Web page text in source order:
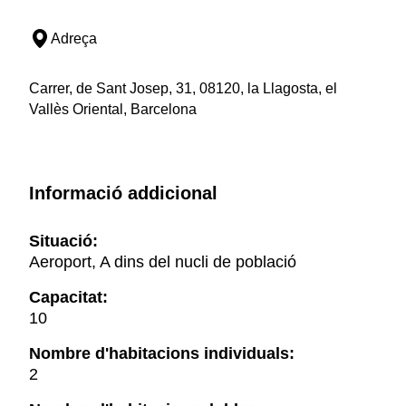
Adreça
Carrer, de Sant Josep, 31, 08120, la Llagosta, el
Vallès Oriental, Barcelona
Informació addicional
Situació:
Aeroport, A dins del nucli de població
Capacitat:
10
Nombre d'habitacions individuals:
2